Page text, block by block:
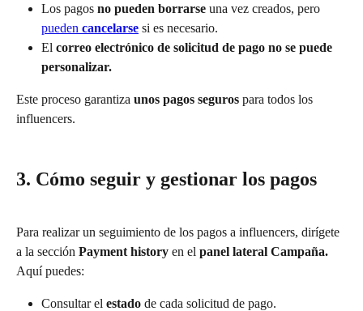
Los pagos no pueden borrarse una vez creados, pero
pueden cancelarse si es necesario.
El correo electrónico de solicitud de pago no se puede
personalizar.
Este proceso garantiza unos pagos seguros para todos los
influencers.
3. Cómo seguir y gestionar los pagos
Para realizar un seguimiento de los pagos a influencers, dirígete
a la sección Payment history en el panel lateral Campaña.
Aquí puedes:
Consultar el estado de cada solicitud de pago.